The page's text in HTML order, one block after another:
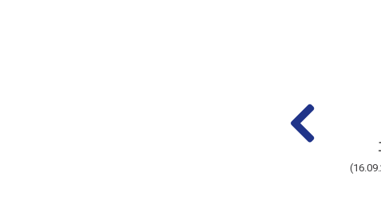
פסיק רישא באיסור
דרבנן